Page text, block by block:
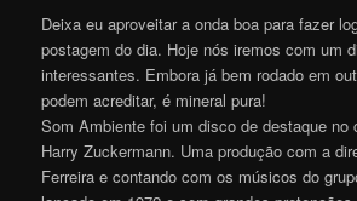
Deixa eu aproveitar a onda boa para fazer
postagem do dia. Hoje nós iremos com um
interessantes. Embora já bem rodado em
podem acreditar, é mineral pura!
Som Ambiente foi um disco de destaque no
Harry Zuckermann. Uma produção com a
Ferreira e contando com os músicos do